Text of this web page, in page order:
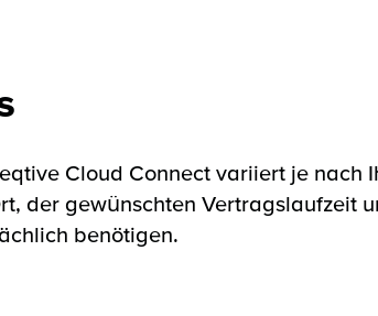
Cloud Connect variiert je nach
der gewünschten Vertragslaufzeit
benötigen.